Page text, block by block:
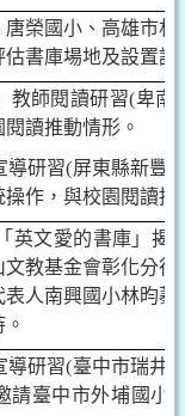
榮國小、高雄市
書庫場地及設置說
教師閱讀研習(卑南
讀推動情形。
導研習(屏東縣新豐
作，與校園閱讀推
英文愛的書庫」揭
教基金會彰化分
人南興國小林昀
導研習(臺中市瑞井
請臺中市外埔國小